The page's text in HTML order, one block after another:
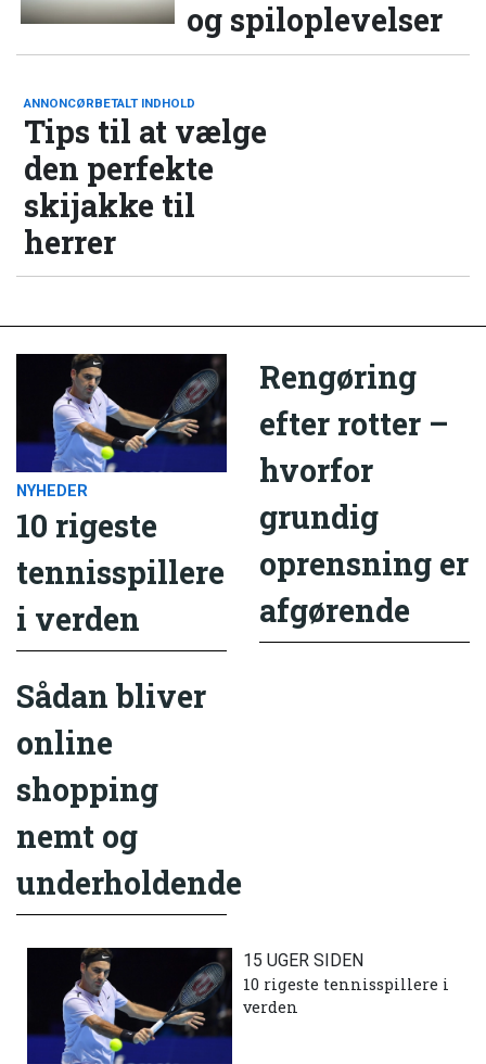
og spiloplevelser
ANNONCØRBETALT INDHOLD
Tips til at vælge
den perfekte
skijakke til
herrer
NYHEDER
10 rigeste
tennisspillere
i verden
Rengøring
efter rotter –
hvorfor
grundig
oprensning er
afgørende
Sådan bliver
online
shopping
nemt og
underholdende
15 UGER SIDEN
10 rigeste tennisspillere i
verden